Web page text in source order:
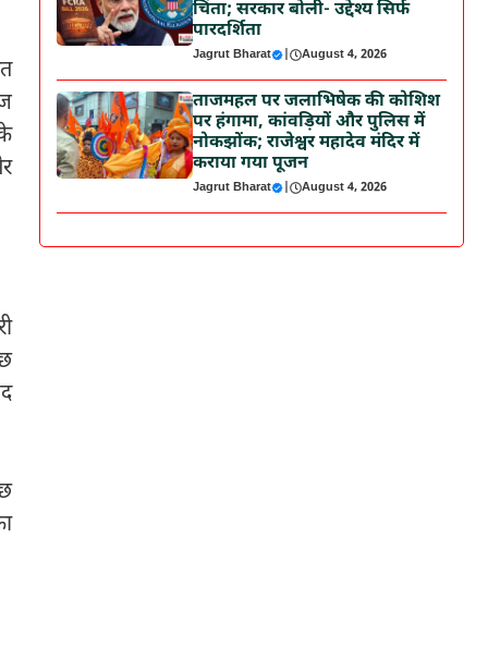
चिंता; सरकार बोली- उद्देश्य सिर्फ
पारदर्शिता
Jagrut Bharat | August 4, 2026
ताजमहल पर जलाभिषेक की कोशिश
पर हंगामा, कांवड़ियों और पुलिस में
नोकझोंक; राजेश्वर महादेव मंदिर में
कराया गया पूजन
Jagrut Bharat | August 4, 2026